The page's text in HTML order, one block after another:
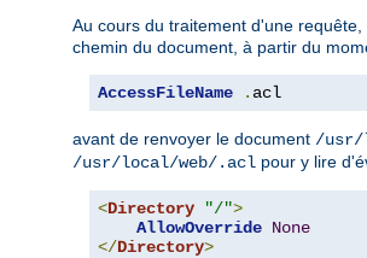
Au cours du traitement d'une
chemin du document, à partir du
AccessFileName . acl
avant de renvoyer le document /usr/
/usr/local/web/.acl pour y lire
<Directory "/">
AllowOverride None
</Directory>